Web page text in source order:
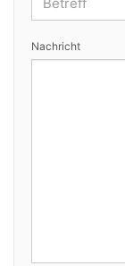
Nachricht